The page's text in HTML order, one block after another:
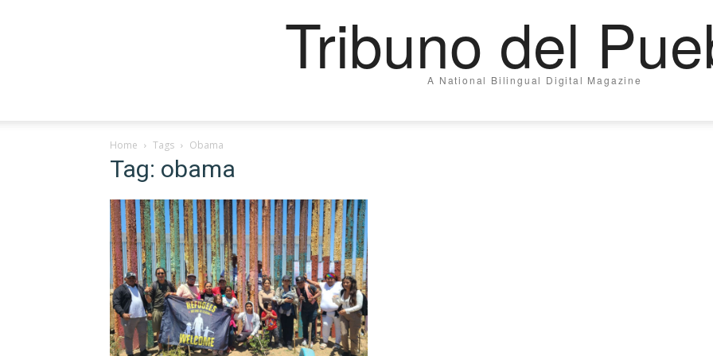
Tribuno del
A National Bilingual Digital Magazine
Home Tags Obama
Tag: obama